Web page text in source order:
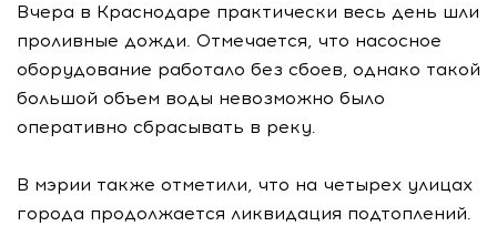
Вчера в Краснодаре практически весь день шли
проливные дожди. Отмечается, что насосное
оборудование работало без сбоев, однако такой
большой объем воды невозможно было
оперативно сбрасывать в реку.
В мэрии также отметили, что на четырех улицах
города продолжается ликвидация подтоплений.